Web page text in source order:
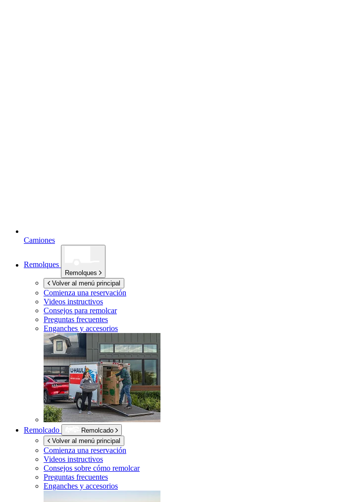
Camiones
Remolques
Remolques
Volver al menú principal
Comienza una reservación
Videos instructivos
Consejos para remolcar
Preguntas frecuentes
Enganches y accesorios
Remolcado
Remolcado
Volver al menú principal
Comienza una reservación
Videos instructivos
Consejos sobre cómo remolcar
Preguntas frecuentes
Enganches y accesorios